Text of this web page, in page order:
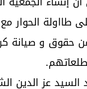
طااولة الحوار
عن حقوق و صيانة
عز الدين